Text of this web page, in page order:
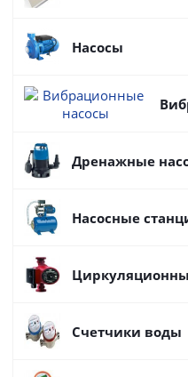
Насосы
Дренажные
Насосные
Счетчики воды